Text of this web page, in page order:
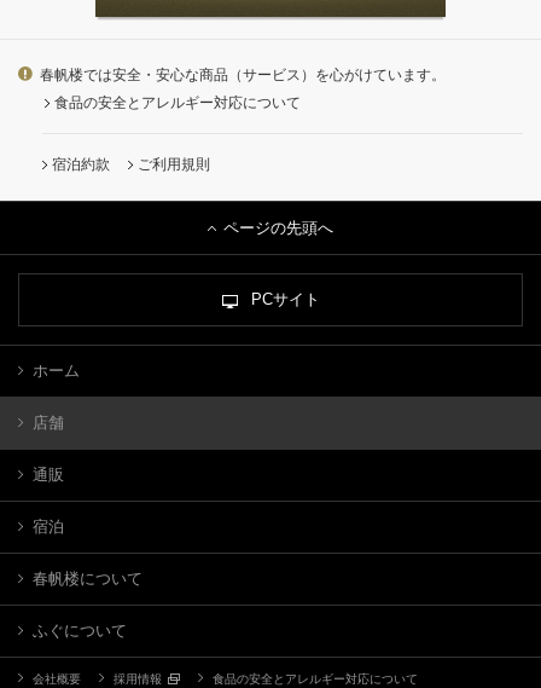
春帆楼では安全・安心な商品（サービス）を心がけています。
食品の安全とアレルギー対応について
宿泊約款 ご利用規則
ページの先頭へ
PCサイト
ホーム
店舗
通販
宿泊
春帆楼について
ふぐについて
会社概要 採用情報 食品の安全とアレルギー対応について